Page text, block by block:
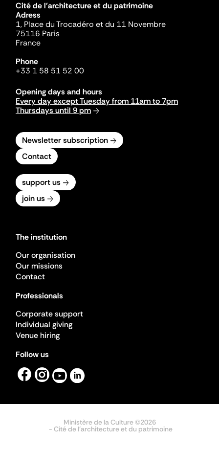
Cité de l'architecture et du patrimoine
Adress
1, Place du Trocadéro et du 11 Novembre
75116 Paris
France
Phone
+33 1 58 51 52 00
Opening days and hours
Every day except Tuesday from 11am to 7pm
Thursdays until 9 pm
Newsletter subscription
Contact
support us
join us
The institution
Our organisation
Our missions
Contact
Professionals
Corporate support
Individual giving
Venue hiring
Follow us
Ministère de la Culture ©2026
- Cité de l'architecture et du patrimoine